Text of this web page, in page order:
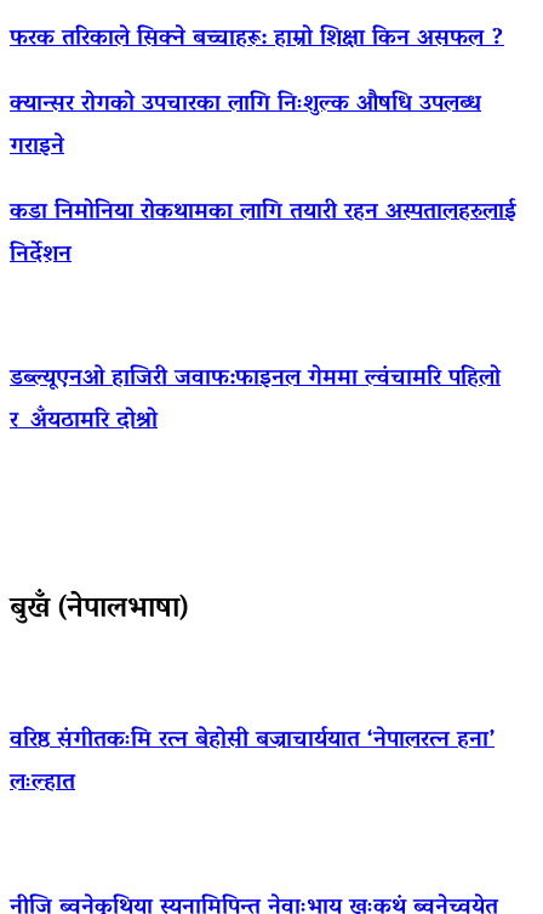
फरक तरिकाले सिक्ने बच्चाहरू: हाम्रो शिक्षा किन असफल ?
क्यान्सर रोगको उपचारका लागि निःशुल्क औषधि उपलब्ध
गराइने
कडा निमोनिया रोकथामका लागि तयारी रहन अस्पतालहरुलाई
निर्देशन
डब्ल्यूएनओ हाजिरी जवाफ:फाइनल गेममा ल्वंचामरि पहिलो
र अँयठामरि दोश्रो
बुखँ (नेपालभाषा)
वरिष्ठ संगीतकःमि रत्न बेहोसी बज्राचार्ययात ‘नेपालरत्न हना’
लःल्हात